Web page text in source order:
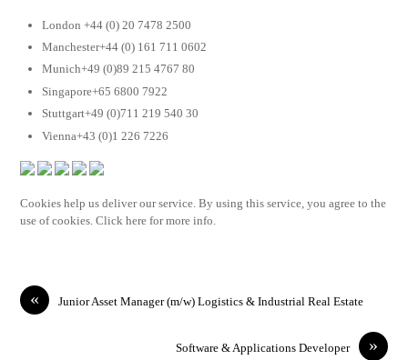
London +44 (0) 20 7478 2500
Manchester+44 (0) 161 711 0602
Munich+49 (0)89 215 4767 80
Singapore+65 6800 7922
Stuttgart+49 (0)711 219 540 30
Vienna+43 (0)1 226 7226
Cookies help us deliver our service. By using this service, you agree to the
use of cookies. Click here for more info.
« Junior Asset Manager (m/w) Logistics & Industrial Real Estate
»
Software & Applications Developer